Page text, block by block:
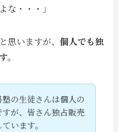
な・・・」
思いますが、個人でも独
塾の生徒さんは個人の
が、皆さん独占販売
います。